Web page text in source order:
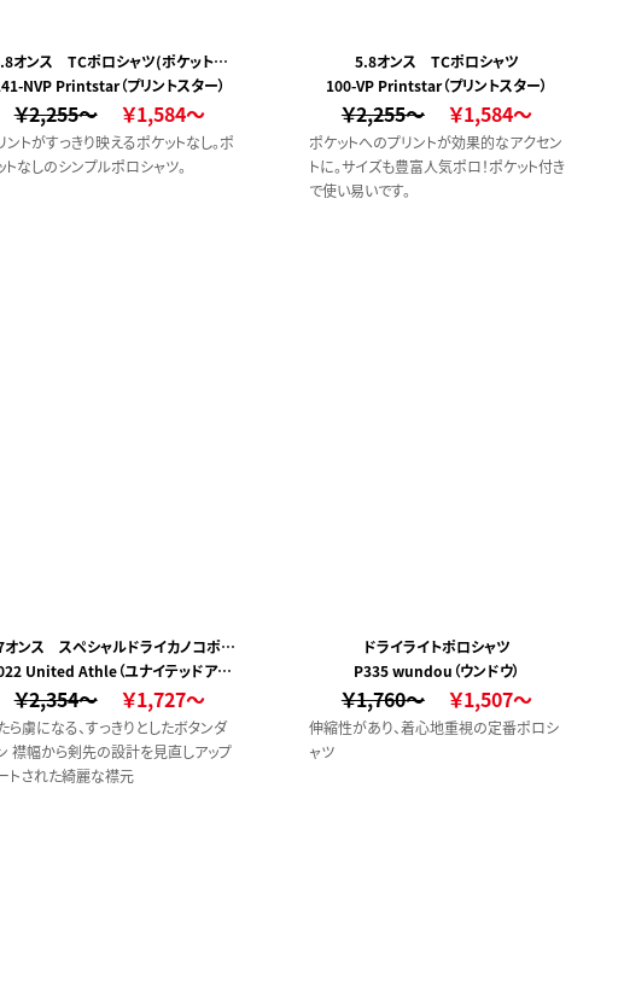
オンス TCポロシャツ(ポケット無
し）
NVP Printstar（プリントスター）
￥2,255～ ￥1,584～
ントがすっきり映えるポケットなし。ポ
トなしのシンプルポロシャツ。
5.8オンス TCポロシャツ
100-VP Printstar（プリントスター）
￥2,255～ ￥1,584～
ポケットへのプリントが効果的なアクセン
トに。サイズも豊富人気ポロ！ポケット付き
で使い易いです。
ンス スペシャルドライカノコポロ
ャツ(ボタンダウン)(ローブリード)
United Athle（ユナイテッドアス
￥2,354～ ￥1,727～
ら虜になる、すっきりとしたボタンダ
襟幅から剣先の設計を見直しアップ
トされた綺麗な襟元
ドライライトポロシャツ
P335 wundou（ウンドウ）
￥1,760～ ￥1,507～
伸縮性があり、着心地重視の定番ポロシ
ャツ